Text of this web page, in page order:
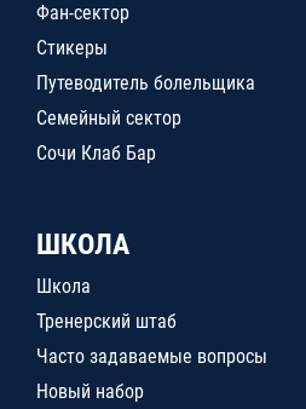
Фан-сектор
Стикеры
Путеводитель болельщика
Семейный сектор
Сочи Клаб Бар
ШКОЛА
Школа
Тренерский штаб
Часто задаваемые вопросы
Новый набор